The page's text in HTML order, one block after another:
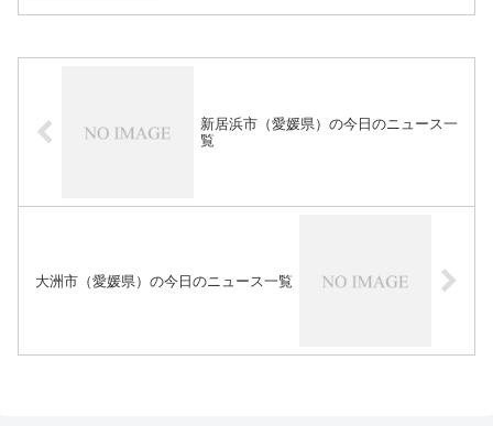
新居浜市（愛媛県）の今日のニュース一
覧
大洲市（愛媛県）の今日のニュース一覧